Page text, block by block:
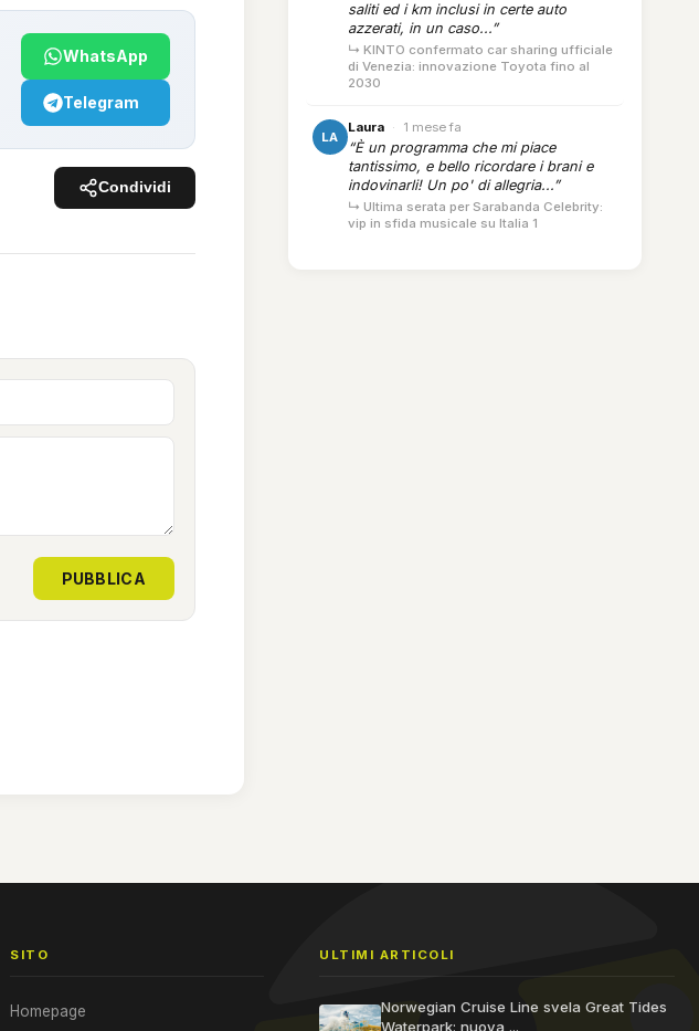
WhatsApp
Telegram
Condividi
PUBBLICA
saliti ed i km inclusi in certe auto
azzerati, in un caso...”
↳ KINTO confermato car sharing ufficiale
di Venezia: innovazione Toyota fino al
2030
LA
Laura · 1 mese fa
“È un programma che mi piace
tantissimo, e bello ricordare i brani e
indovinarli! Un po' di allegria...”
↳ Ultima serata per Sarabanda Celebrity:
vip in sfida musicale su Italia 1
SITO
Homepage
ULTIMI ARTICOLI
Norwegian Cruise Line svela Great Tides
Waterpark: nuova ...